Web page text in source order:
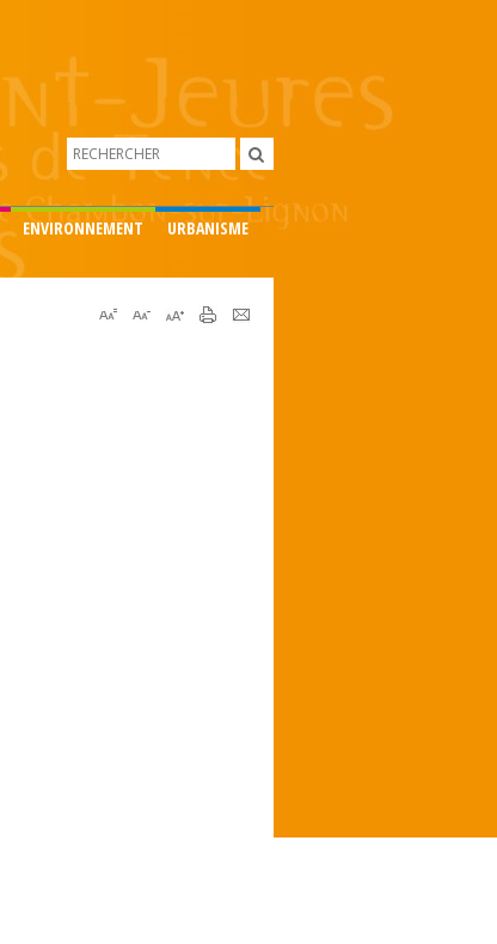
ENVIRONNEMENT URBANISME